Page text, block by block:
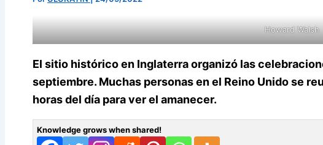
Howard Walsh
El sitio histórico en Inglaterra organizó las
septiembre. Muchas personas en el Reino Unido se
horas del día para ver el amanecer.
Knowledge grows when shared!